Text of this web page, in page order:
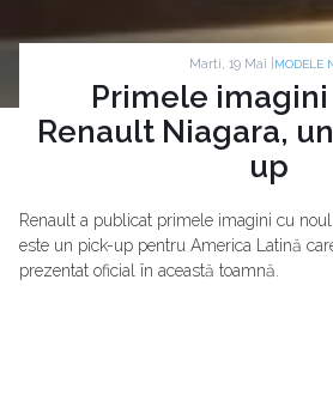
Marti, 19 Mai | MODELE
Primele
Renault Niagara,
up
Renault a publicat primele imagini cu
este un pick-up pentru America Latină
prezentat oficial în această toamnă.